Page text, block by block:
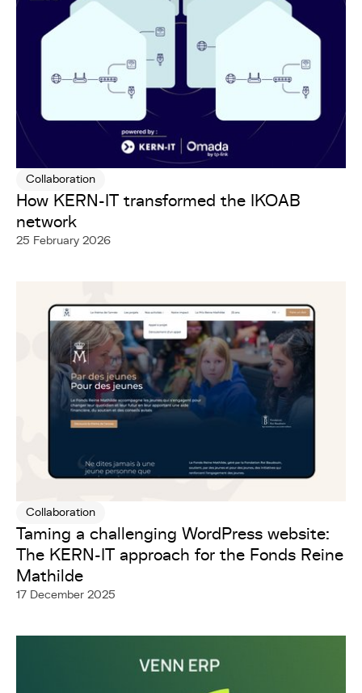
Collaboration
How KERN-IT transformed the IKOAB
network
25 February 2026
Collaboration
Taming a challenging WordPress website:
The KERN-IT approach for the Fonds Reine
Mathilde
17 December 2025